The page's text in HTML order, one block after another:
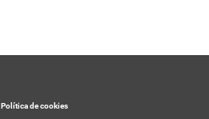
Política de cookies